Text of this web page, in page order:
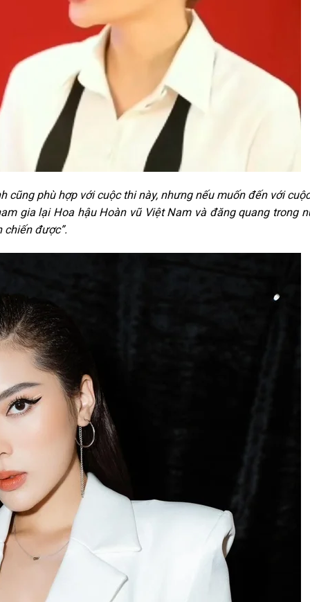
cũng phù hợp với cuộc thi này, nhưng nếu muốn đến với
gia lại Hoa hậu Hoàn vũ Việt Nam và đăng quang trong
được”.